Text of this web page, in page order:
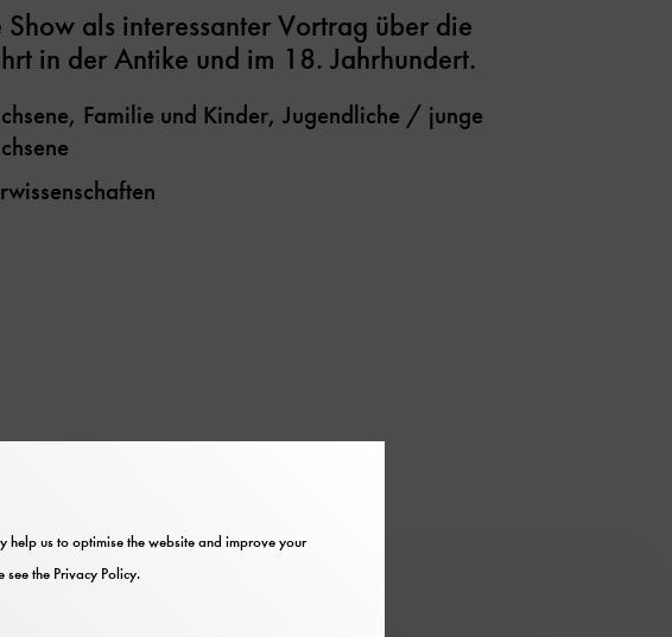
Show als interessanter Vortrag über die
in der Antike und im 18. Jahrhundert.
Familie und Kinder, Jugendliche / junge
us to optimise the website and improve your
see the Privacy Policy.